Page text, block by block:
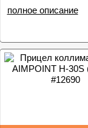
полное описание